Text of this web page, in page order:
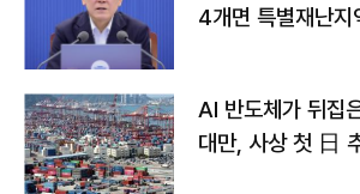
4개면 특별재난지
AI 반도체가 뒤집
대만, 사상 첫 日